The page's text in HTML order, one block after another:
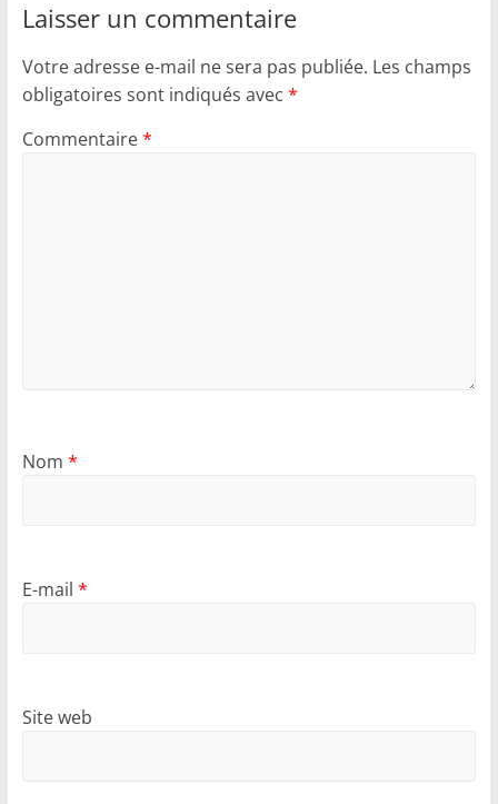
Laisser un commentaire
Votre adresse e-mail ne sera pas publiée. Les champs
obligatoires sont indiqués avec *
Commentaire*
Nom *
E-mail *
Site web